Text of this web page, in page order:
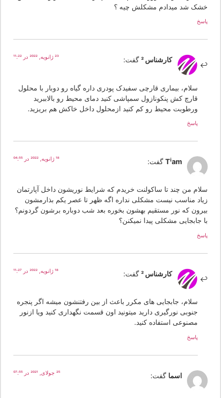
شد میدادم مشکلش چیه ؟
کارشناس 2 گفت:
سلام، بیماری قارچی سفیدک پودری داره گیاه رو دوبار با محلول
قارچ کش پنکونازول سمپاشی کنید دمای محیط رو بالاببرید
ورطوبت محیط رو کم کنید ازمحلول داخل خاکش هم بریزید.
Tiam گفت:
من چند تا ساکولنت خریدم که شرایط نوریشون داخل آپارتمان
مناسب نیست مشکلی نداره اگه ظهر تا عصر یکم بذارمشون
که نور مستقیم بهشون بخوره بعد شب دوباره برشون گردونم؟
جابجایی مشکلی پیدا نمیکنن؟
کارشناس 2 گفت:
سلام، جابجایی های مکرر باعث از بین رفتنشون میشه اگر پنجره
جنوبی نورگیری دارید میتونید اون قسمت نگهداری کنید ویا ازنور
مصنوعی استفاده کنید.
اسما گفت: